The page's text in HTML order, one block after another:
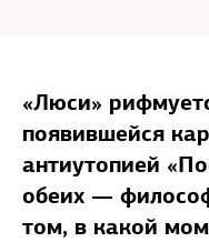
«Люси»
появившейся
антиутопией
обеих —
том, в какой